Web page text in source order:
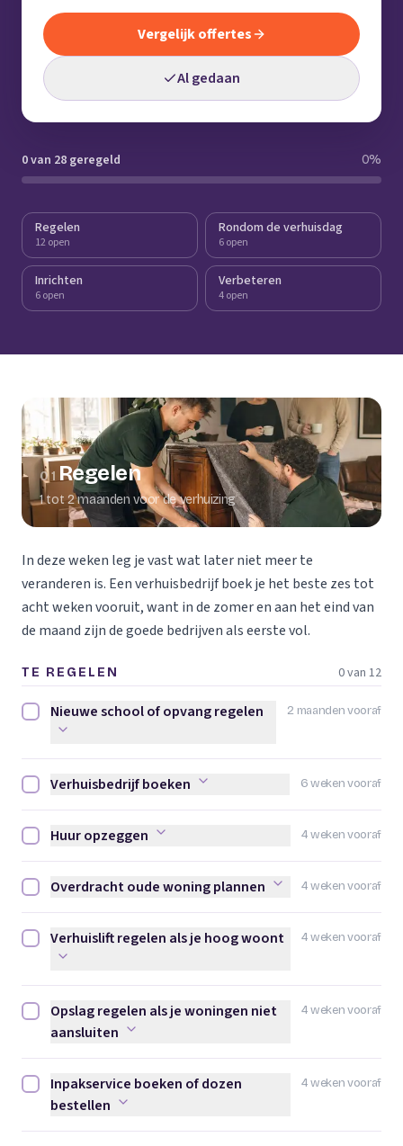
Vergelijk offertes
Al gedaan
0 van 28 geregeld 0%
Regelen
12 open
Rondom de verhuisdag
6 open
Inrichten
6 open
Verbeteren
4 open
01 Regelen
1 tot 2 maanden voor de verhuizing
In deze weken leg je vast wat later niet meer te
veranderen is. Een verhuisbedrijf boek je het beste zes tot
acht weken vooruit, want in de zomer en aan het eind van
de maand zijn de goede bedrijven als eerste vol.
TE REGELEN 0 van 12
2 maanden vooraf
Nieuwe school of opvang regelen afvinken
Nieuwe school of opvang regelen
6 weken vooraf
Verhuisbedrijf boeken afvinken
Verhuisbedrijf boeken
4 weken vooraf
Huur opzeggen afvinken
Huur opzeggen
4 weken vooraf
Overdracht oude woning plannen afvinken
Overdracht oude woning plannen
4 weken vooraf
Verhuislift regelen als je hoog woont afvinken
Verhuislift regelen als je hoog woont
4 weken vooraf
Opslag regelen als je woningen niet aansluiten afvinken
Opslag regelen als je woningen niet
aansluiten
4 weken vooraf
Inpakservice boeken of dozen bestellen afvinken
Inpakservice boeken of dozen
bestellen